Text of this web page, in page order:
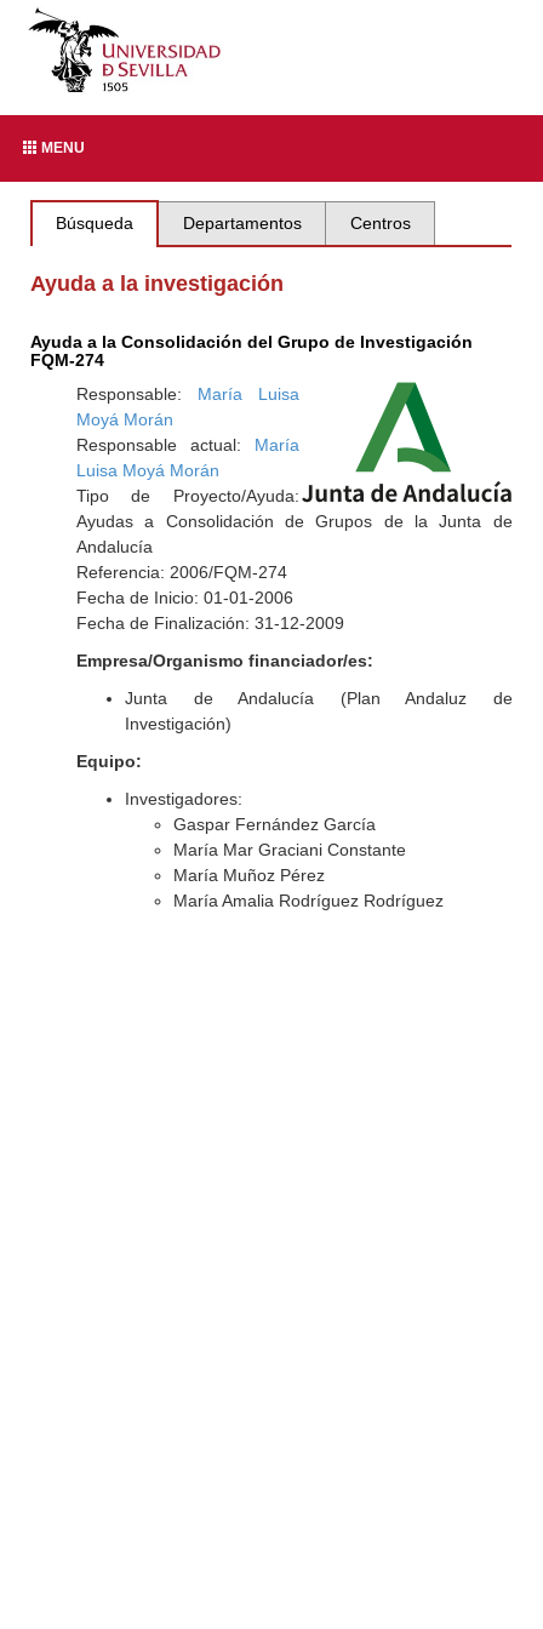
MENU
Búsqueda Departamentos Centros
Ayuda a la investigación
Ayuda a la Consolidación del Grupo de Investigación
FQM-274
Responsable: María Luisa
Moyá Morán
Responsable actual: María
Luisa Moyá Morán
Tipo de Proyecto/Ayuda:
Ayudas a Consolidación de Grupos de la Junta de
Andalucía
Referencia: 2006/FQM-274
Fecha de Inicio: 01-01-2006
Fecha de Finalización: 31-12-2009
Empresa/Organismo financiador/es:
Junta de Andalucía (Plan Andaluz de
Investigación)
Equipo:
Investigadores:
Gaspar Fernández García
María Mar Graciani Constante
María Muñoz Pérez
María Amalia Rodríguez Rodríguez